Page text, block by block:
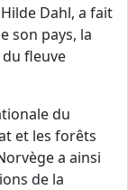
Dahl, a fait
son pays, la
fleuve
du
et les forêts
a ainsi
de la